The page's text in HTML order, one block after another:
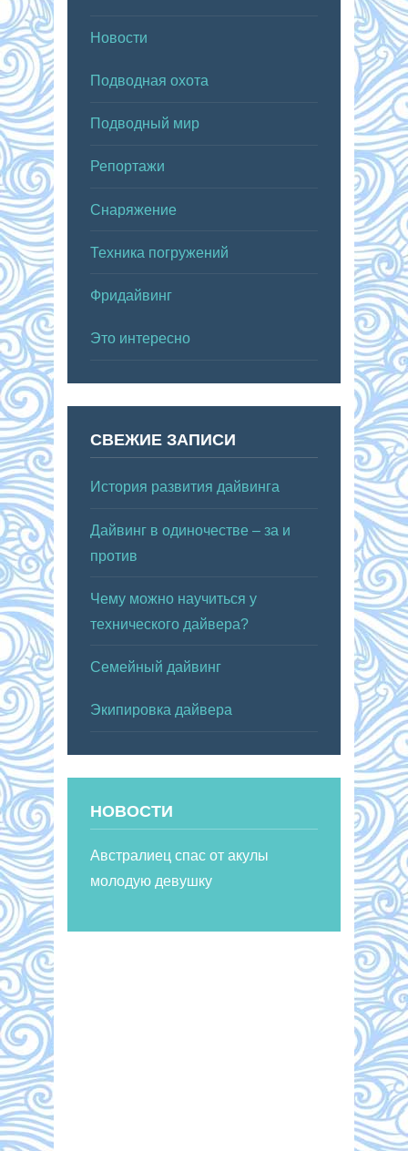
Новости
Подводная охота
Подводный мир
Репортажи
Снаряжение
Техника погружений
Фридайвинг
Это интересно
СВЕЖИЕ ЗАПИСИ
История развития дайвинга
Дайвинг в одиночестве – за и
против
Чему можно научиться у
технического дайвера?
Семейный дайвинг
Экипировка дайвера
НОВОСТИ
Австралиец спас от акулы
молодую девушку